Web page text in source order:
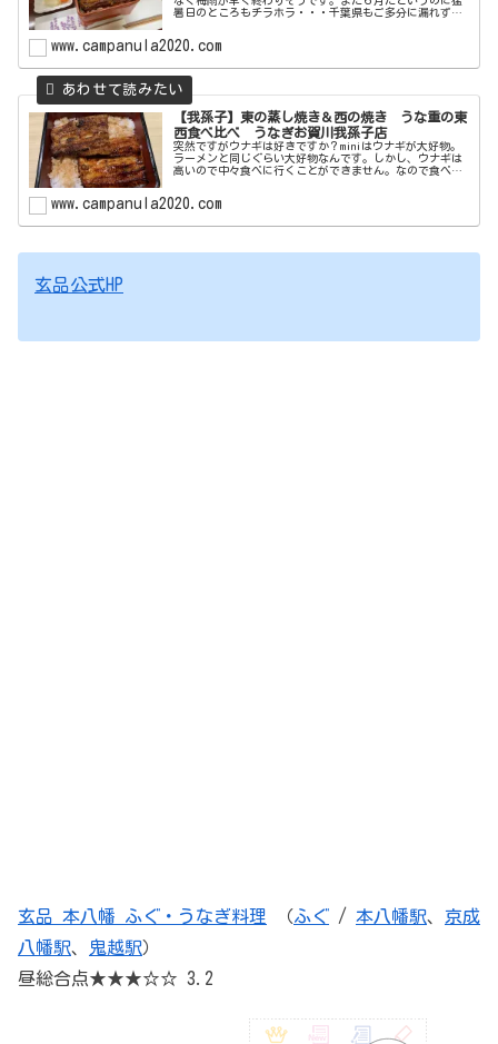
暑日のところもチラホラ・・・千葉県もご多分に漏れず暑
の付くものでも食べてなんとか元気...
www.campanula2020.com
【我孫子】東の蒸し焼き＆西の焼き うな重の東
西食べ比べ うなぎお賀川我孫子店
突然ですがウナギは好きですか？miniはウナギが大好物。
ラーメンと同じぐらい大好物なんです。しかし、ウナギは
高いので中々食べに行くことができません。なので食べに
は当然ですよね？以前までウナ...
www.campanula2020.com
玄品公式HP
玄品 本八幡 ふぐ・うなぎ料理 （ふぐ / 本八幡駅、 京成
八幡駅、 鬼越駅）
昼総合点★★★☆☆ 3.2